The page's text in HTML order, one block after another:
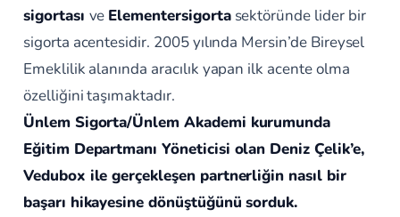
sigortası ve Elementersigortasektöründe lider bir
sigorta acentesidir. 2005 yılında Mersin’de Bireysel
Emeklilik alanında aracılık yapan ilk acente olma
özelliğini taşımaktadır.
Ünlem Sigorta/Ünlem Akademi kurumunda
Eğitim Departmanı Yöneticisi olan Deniz Çelik’e,
Vedubox ile gerçekleşen partnerliğin nasıl bir
başarı hikayesine dönüştüğünü sorduk.